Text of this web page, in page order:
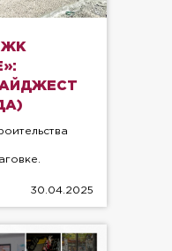
ЖК
30.04.2025